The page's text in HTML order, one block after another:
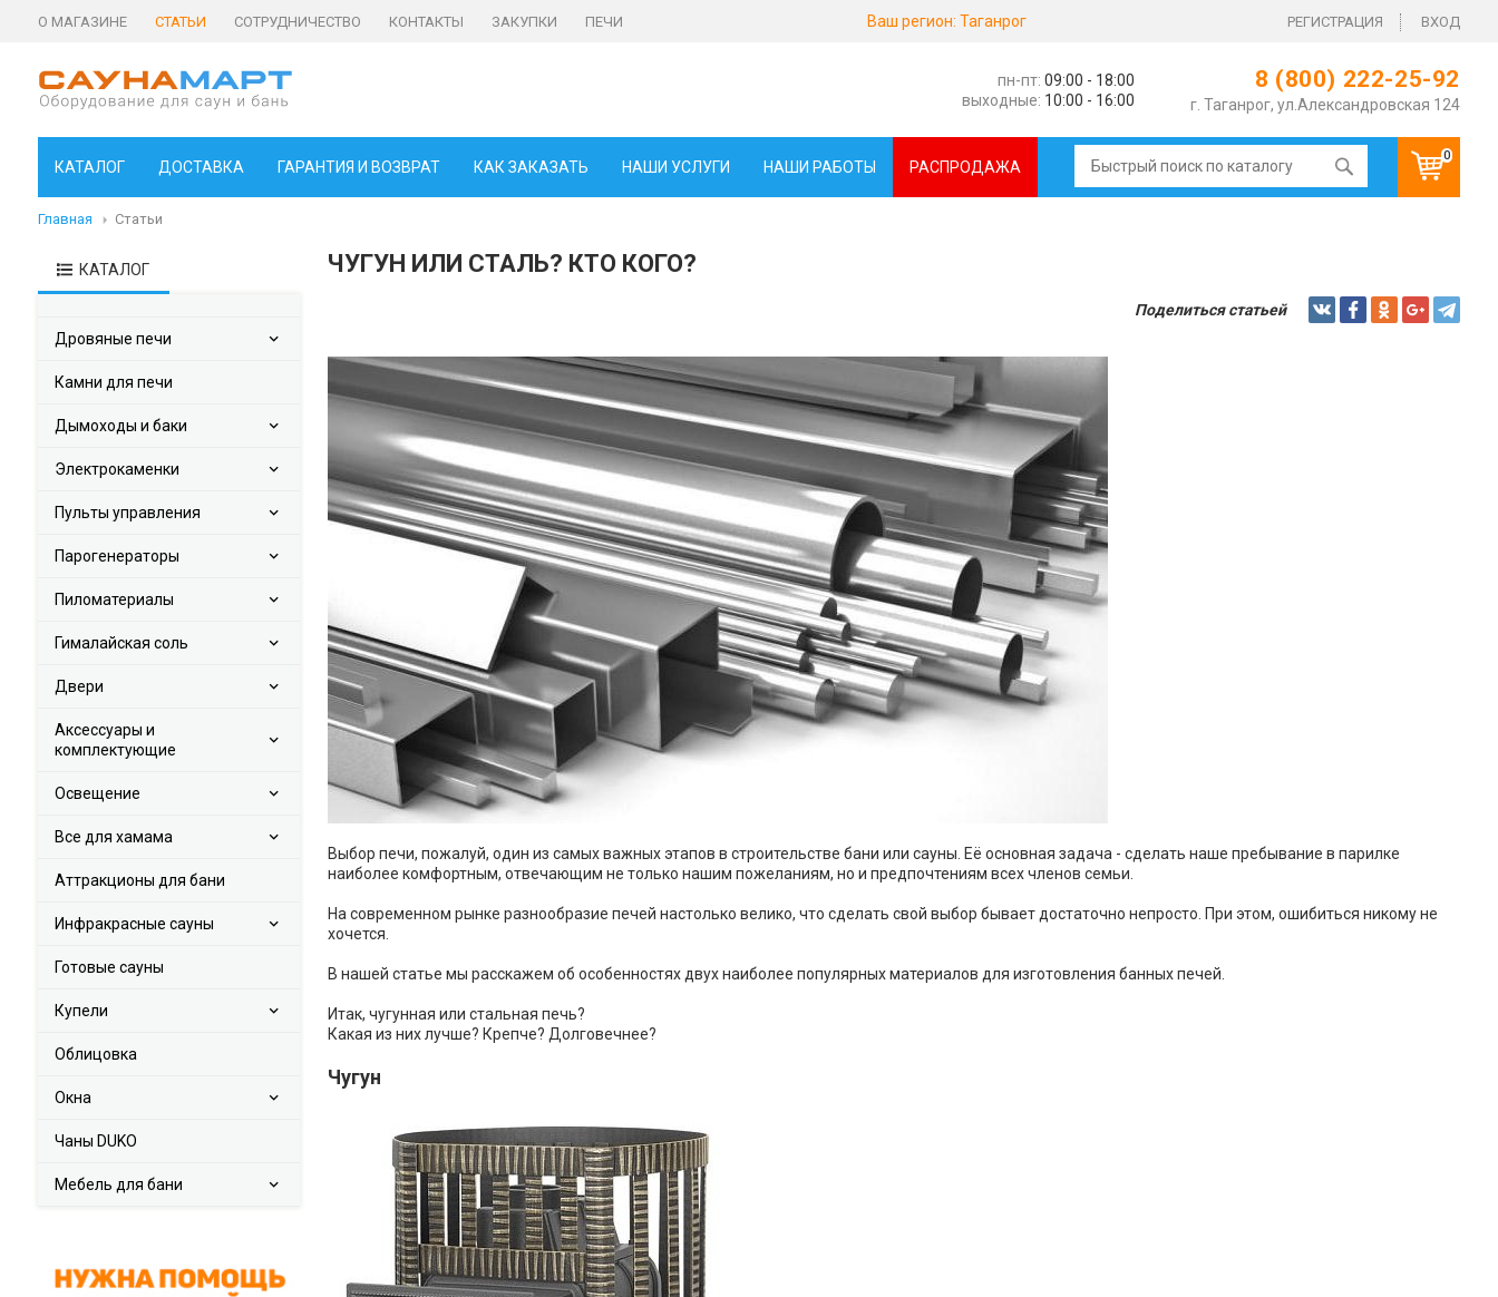
О МАГАЗИНЕ СТАТЬИ СОТРУДНИЧЕСТВО КОНТАКТЫ ЗАКУПКИ ПЕЧИ Ваш регион: Таганрог РЕГИСТРАЦИЯ ВХОД
пн-пт: 09:00 - 18:00
выходные: 10:00 - 16:00
8 (800) 222-25-92
г. Таганрог, ул.Александровская 124
КАТАЛОГ ДОСТАВКА ГАРАНТИЯ И ВОЗВРАТ КАК ЗАКАЗАТЬ НАШИ УСЛУГИ НАШИ РАБОТЫ РАСПРОДАЖА
0
Главная Статьи
КАТАЛОГ
Дровяные печи
Камни для печи
Дымоходы и баки
Электрокаменки
Пульты управления
Парогенераторы
Пиломатериалы
Гималайская соль
Двери
Аксессуары и
комплектующие
Освещение
Все для хамама
Аттракционы для бани
Инфракрасные сауны
Готовые сауны
Купели
Облицовка
Окна
Чаны DUKO
Мебель для бани
ЧУГУН ИЛИ СТАЛЬ? КТО КОГО?
Поделиться статьей
Выбор печи, пожалуй, один из самых важных этапов в строительстве бани или сауны. Её основная задача - сделать наше пребывание в парилке
наиболее комфортным, отвечающим не только нашим пожеланиям, но и предпочтениям всех членов семьи.
На современном рынке разнообразие печей настолько велико, что сделать свой выбор бывает достаточно непросто. При этом, ошибиться никому не
хочется.
В нашей статье мы расскажем об особенностях двух наиболее популярных материалов для изготовления банных печей.
Итак, чугунная или стальная печь?
Какая из них лучше? Крепче? Долговечнее?
Чугун